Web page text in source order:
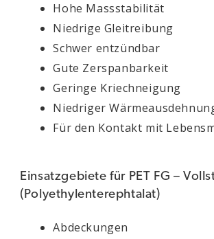
Hohe Massstabilität
Niedrige Gleitreibung
Schwer entzündbar
Gute Zerspanbarkeit
Geringe Kriechneigung
Niedriger
Für den Kontakt mit
Einsatzgebiete für PET FG –
(Polyethylenterephtalat)
Abdeckungen